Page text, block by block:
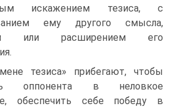
искажением тезиса, с
ему другого смысла,
или расширением его
тезиса» прибегают, чтобы
оппонента в неловкое
обеспечить себе победу в